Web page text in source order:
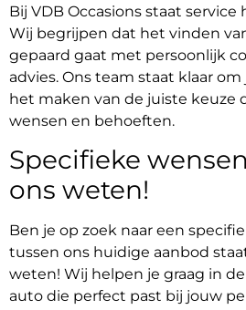
Bij VDB Occasions staat
Wij begrijpen dat het vinden
gepaard gaat met persoonlijk
advies. Ons team staat klaar
het maken van de juiste keuze
wensen en behoeften.
Specifieke
ons weten!
Ben je op zoek naar een
tussen ons huidige aanbod
weten! Wij helpen je graag in
auto die perfect past bij jouw